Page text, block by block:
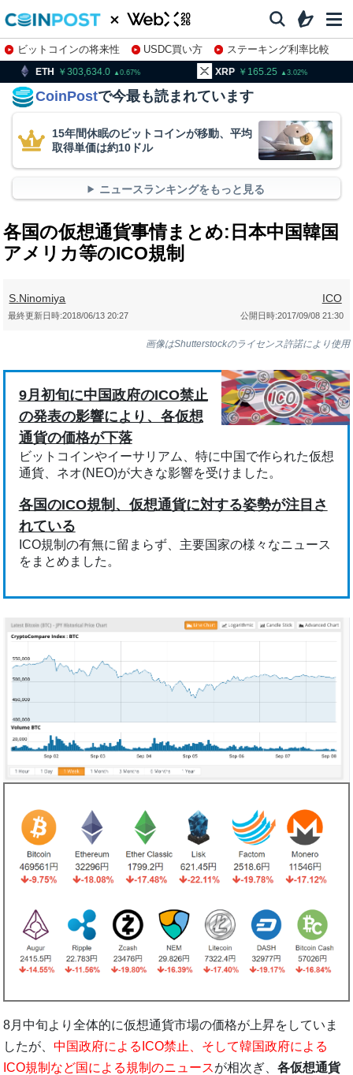
ビットコインの将来性 USDC買い方
ステーキング利率比較
株特集・関連銘柄
0.67 165.25 3.02
CoinPostで今最も読まれています
15年間休眠のビットコインが移動、平均
取得単価は約10ドル
ニュースランキングをもっと見る
各国の仮想通貨事情まとめ:日本中国韓国
アメリカ等のICO規制
S.Ninomiya ICO
公開日時:2017/09/08 21:30
最終更新日時:2018/06/13 20:27
画像はShutterstockのライセンス許諾により使用
9月初旬に中国政府のICO禁止
の発表の影響により、各仮想
通貨の価格が下落
ビットコインやイーサリアム、特に中国で作られた仮想
通貨、ネオ(NEO)が大きな影響を受けました。
各国のICO規制、仮想通貨に対する姿勢が注目さ
れている
ICO規制の有無に留まらず、主要国家の様々なニュース
をまとめました。
8月中旬より全体的に仮想通貨市場の価格が上昇をしていま
したが、中国政府によるICO禁止、そして韓国政府による
ICO規制など国による規制のニュースが相次ぎ、各仮想通貨